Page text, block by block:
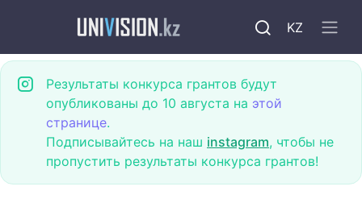
KZ
Результаты конкурса грантов будут
опубликованы до 10 августа на этой
странице.
Подписывайтесь на наш instagram, чтобы не
пропустить результаты конкурса грантов!